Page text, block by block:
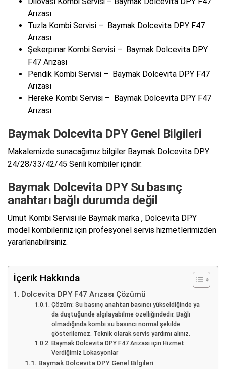
Arızası
Tuzla Kombi Servisi – Baymak Dolcevita DPY F47
Arızası
Şekerpınar Kombi Servisi – Baymak Dolcevita DPY
F47 Arızası
Pendik Kombi Servisi – Baymak Dolcevita DPY F47
Arızası
Hereke Kombi Servisi – Baymak Dolcevita DPY F47
Arızası
Baymak Dolcevita DPY Genel Bilgileri
Makalemizde sunacağımız bilgiler Baymak Dolcevita DPY
24/28/33/42/45 Serili kombiler içindir.
Baymak Dolcevita DPY Su basınç
anahtarı bağlı durumda değil
Umut Kombi Servisi ile Baymak marka , Dolcevita DPY
model kombileriniz için profesyonel servis hizmetlerimizden
yararlanabilirsiniz.
İçerik Hakkında
Dolcevita DPY F47 Arızası Çözümü
Çözüm: Su basınç anahtarı basıncı yükseldiğinde ya
da düştüğünde algılayabilme özelliğindedir. Bağlı
olmadığında kombi su basıncı normal şekilde
gösterilemez. Teknik olarak servis yardımı alınız.
Baymak Dolcevita DPY F47 Arızası için Hizmet
Verdiğimiz Lokasyonlar
Baymak Dolcevita DPY Genel Bilgileri